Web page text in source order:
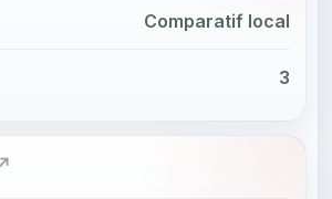
Comparatif local
3